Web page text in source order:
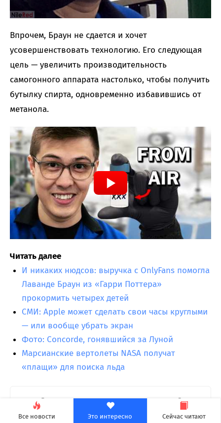
Все новости Это интересно Сейчас читают
Впрочем, Браун не сдается и хочет
усовершенствовать технологию. Его следующая
цель — увеличить производительность
самогонного аппарата настолько, чтобы получить
бутылку спирта, одновременно избавившись от
метанола.
Читать далее
И никаких нюдсов: выручка с OnlyFans помогла
Лаванде Браун из «Гарри Поттера»
прокормить четырех детей
СМИ: Apple может сделать свои часы круглыми
— или вообще убрать экран
Фото: Concorde, гонявшийся за Луной
Марсианские вертолеты NASA получат
«плащи» для поиска льда
Сколько вы тратите на игры в год?